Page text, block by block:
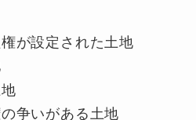
が設定された土地
争いがある土地